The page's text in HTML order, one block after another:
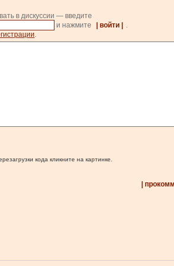
в дискуссии — введите
и нажмите | войти |
.
.
кода кликните на картинке.
|